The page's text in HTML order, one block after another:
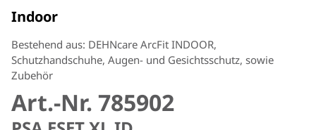
Indoor
Bestehend aus: DEHNcare ArcFit INDOOR,
Schutzhandschuhe, Augen- und Gesichtsschutz, sowie
Zubehör
Art.-Nr. 785902